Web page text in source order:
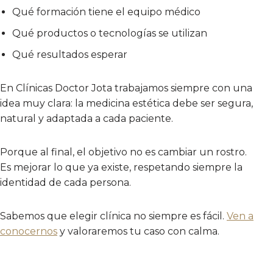
Qué formación tiene el equipo médico
Qué productos o tecnologías se utilizan
Qué resultados esperar
En Clínicas Doctor Jota trabajamos siempre con una
idea muy clara: la medicina estética debe ser segura,
natural y adaptada a cada paciente.
Porque al final, el objetivo no es cambiar un rostro.
Es mejorar lo que ya existe, respetando siempre la
identidad de cada persona.
Sabemos que elegir clínica no siempre es fácil. Ven a
conocernos y valoraremos tu caso con calma.